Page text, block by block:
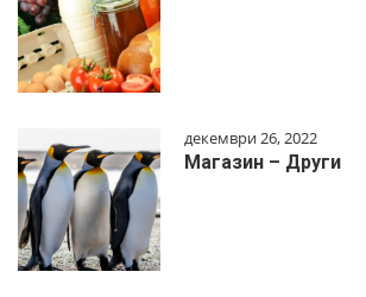
декември 26, 2022
Магазин – Други